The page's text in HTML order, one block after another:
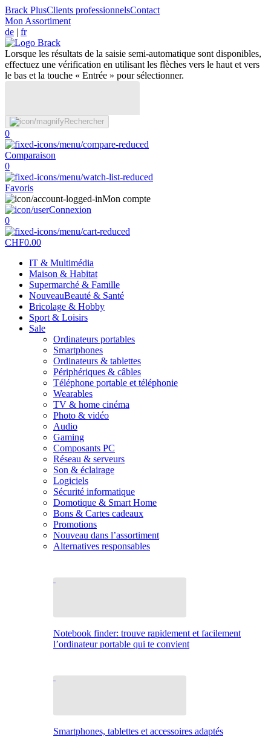
Brack PlusClients professionnelsContact
Mon Assortiment
de | fr
Lorsque les résultats de la saisie semi-automatique sont disponibles,
effectuez une vérification en utilisant les flèches vers le haut et vers
le bas et la touche « Entrée » pour sélectionner.
Rechercher
0
Comparaison
0
Favoris
Mon compte
Connexion
0
CHF0.00
IT & Multimédia
Maison & Habitat
Supermarché & Famille
NouveauBeauté & Santé
Bricolage & Hobby
Sport & Loisirs
Sale
Ordinateurs portables
Smartphones
Ordinateurs & tablettes
Périphériques & câbles
Téléphone portable et téléphonie
Wearables
TV & home cinéma
Photo & vidéo
Audio
Gaming
Composants PC
Réseau & serveurs
Son & éclairage
Logiciels
Sécurité informatique
Domotique & Smart Home
Bons & Cartes cadeaux
Promotions
Nouveau dans l’assortiment
Alternatives responsables
Notebook finder: trouve rapidement et facilement
l’ordinateur portable qui te convient
Smartphones, tablettes et accessoires adaptés